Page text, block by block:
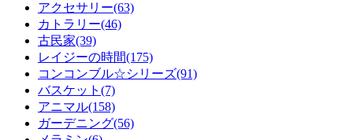
アクセサリー(63)
カトラリー(46)
古民家(39)
レイジーの時間(175)
コンコンブル☆シリーズ(91)
バスケット(7)
アニマル(158)
ガーデニング(56)